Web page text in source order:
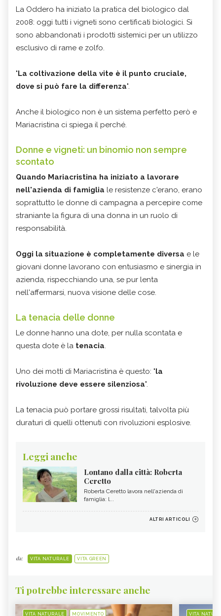
La Oddero ha iniziato la pratica del biologico dal
2008: oggi tutti i vigneti sono certificati biologici. Si
sono abbandonati i prodotti sistemici per un utilizzo
esclusivo di rame e zolfo.
"La coltivazione della vite è il punto cruciale,
dove si può fare la differenza".
Anche il biologico non è un sistema perfetto però e
Mariacristina ci spiega il perché.
Donne e vigneti: un binomio non sempre
scontato
Quando Mariacristina ha iniziato a lavorare
nell'azienda di famiglia le resistenze c'erano, erano
soprattutto le donne di campagna a percepire come
straniante la figura di una donna in un ruolo di
responsabilità.
Oggi la situazione è completamente diversa e le
giovani donne lavorano con entusiasmo e sinergia in
azienda, rispecchiando una, se pur lenta
nell'affermarsi, nuova visione delle cose.
La tenacia delle donne
Le donne hanno una dote, per nulla scontata e
questa dote è la tenacia.
Uno dei motti di Mariacristina è questo: "la
rivoluzione deve essere silenziosa".
La tenacia può portare grossi risultati, talvolta più
duraturi di quelli ottenuti con rivoluzioni esplosive.
Leggi anche
Lontano dalla città: Roberta
Ceretto
Roberta Ceretto lavora nell'azienda di
famiglia: l...
ALTRI ARTICOLI
da: VITA NATURALE VITA GREEN
Ti potrebbe interessare anche
VITA NATURALE MOVIMENTO VITA